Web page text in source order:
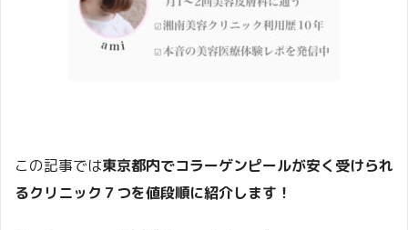
この記事では東京都内でコラーゲンピールが安く受けられ
るクリニック７つを値段順に紹介します！